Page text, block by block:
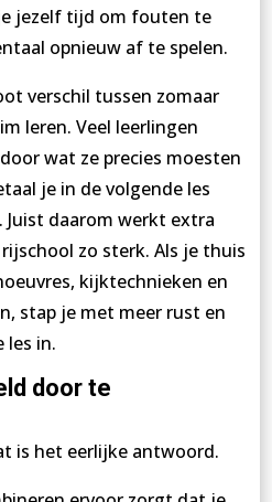
jezelf tijd om fouten te
opnieuw af te spelen.
verschil tussen zomaar
leren. Veel leerlingen
wat ze precies moesten
je in de volgende les
daarom werkt extra
zo sterk. Als je thuis
kijktechnieken en
stap je met meer rust en
les in.
door te
is het eerlijke antwoord.